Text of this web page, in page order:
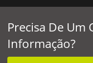
Precisa De Um
Informação?